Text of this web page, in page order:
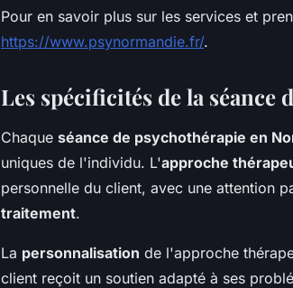
Pour en savoir plus sur les services et
https://www.psynormandie.fr/.
Les spécificités de la
Chaque séance de psychothérapie en
uniques de l'individu. L'approche
personnelle du client, avec une attention
traitement.
La personnalisation de l'approche
client reçoit un soutien adapté à ses